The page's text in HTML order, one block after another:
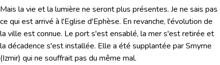
Mais la vie et la lumière ne seront plus présentes. Je ne sais pas
ce qui est arrivé à l'Eglise d'Ephèse. En revanche, l'évolution de
la ville est connue. Le port s'est ensablé, la mer s'est retirée et
la décadence s'est installée. Elle a été supplantée par Smyrne
(Izmir) qui ne souffrait pas du même mal.